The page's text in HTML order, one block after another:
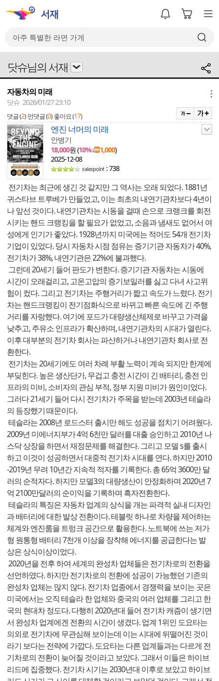
닷슈님의 서재
자동차의 미래
닷슈 2026/01/27 23:10
댓글 (2) 먼댓글 (0) 좋아요 (17)
엔진 너머의 미래
안병기
18,000원 (10%↓ 1,000)
2025-12-08
: 738
전기차는 최근에 생긴 것 같지만 그 역사는 오래 되었다. 1881년
귀스타브 트루베가 만들었고, 이는 최초의 내연기관차보다 4년이
나 앞선 것이다. 내연기관차는 시동을 걸때 손으로 크랭크를 회전
시키는 핸드 크랭킹을 할 필요가 없었고, 소음과 냄새도 없어서 여
성에게 인기가 좋았다. 1928년까지 미국에는 적어도 54개 전기차
기업이 있었다. 당시 자동차 시점 점유는 증기기관 자동차가 40%,
전기차가 38%, 내연기관은 22%에 불과했다.
그런데 20세기 들어 판도가 변한다. 증기기관 자동차는 시동에
시간이 오래걸리고, 고온고압의 증기보일러를 싫고 다녀 사고위
험이 컸다. 그리고 전기차는 주행거리가 짧고 속도가 느렸다. 전기
차는 핸드크랭킹이 전기점화식으로 바뀌고 빠른 속도에 긴 주행
거리를 자랑했다. 여기에 포드가 대량생산체제로 바꾸고 가격을
낮추고, 주유소 인프라가 확산하며, 내연기관차의 시대가 열린다.
이후 대부분의 전기차 회사는 파산하거나 내연기관차 회사로 전
환한다.
전기차는 20세기에도 여러 차례 부활 노력이 계속 되지만 한계에
부딪힌다. 높은 생산단가, 무겁고 충전 시간이 긴 배터리, 충전 인
프라의 미비, 소비자의 관심 부적, 정부 지원 미비가 원인이었다.
그러다 21세기 들어 다시 전기차가 주목을 받는데 2003년 테슬라
의 등장했기 때문이다.
테슬라는 2008년 로드스터 출시만 해도 성공을 점치기 어려웠다.
2009년 미에너지부가 4억 6천만 달러를 대출 승인하고 2010년 나
스닥 상장을 하면서 재정문제를 해결한다. 그리고 모델 s를 출시
하고 이것이 성공하면서 대중적 전기차 시대를 연다. 하지만 2010
-2019년 무려 10년간 지속적 적자를 기록한다. 총 65억 3600만 달
러의 순적자다. 하지만 모델3의 대량생산이 안정화하며 2020년 7
억 2100만달러의 순이익을 기록하며 흑자전환한다.
테슬라의 특징은 자동차 업계의 상식을 개는 파격적 실내 디자인
과 배터리에 대한 발상 전환이다. 테블릿 하나로 차량을 제어하는
체계와 엔진룸을 트렁크 공간으로 활용한다. 노트북에 쓰는 저가
형 원통형 배터리 7천개 이상을 장착해 에너지를 공급한다는 발
상은 상식이상이었다.
2020년을 전후 하여 세계의 완성차 업체들은 전기차로의 전환을
선언하였다. 하지만 전기차로의 전환에 성공이 가능했던 기존의
완성차 업체는 많지 않다. 전기차 업종에서 경쟁력을 보이는 곳은
미국에서는 오직 테슬라 한 업체와 중국의 여러 업체를 그리고 한
국의 현대차 정도다. 다행히 2020년대 들어 전기차 캐즘이 생기면
서 완성차 업계에겐 전환의 시간이 생겼다. 업계 1위인 도요타는
의외로 전기차에 무관심해 보이는데 이는 시대에 뒤떨어진 것이
라기 보다는 전략에 가깝다. 도요타는 다른 업계들과는 다르게 전
기차로의 전환이 늦어질 것이라고 보았다. 그래서 이들은 하이브
리드에 집중했다. 전기차 시기는 2030년대 이후로 보았고 하이브